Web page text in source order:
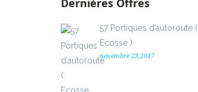
57 Portiques d’autoroute (
Ecosse )
novembre 23,2017